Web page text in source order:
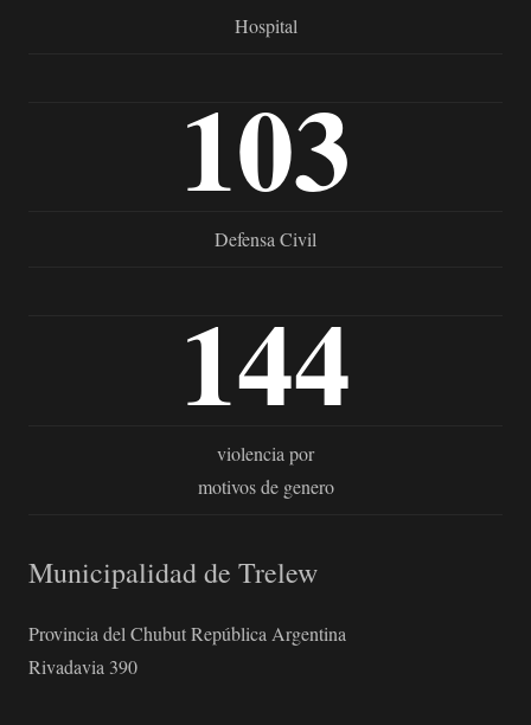
Hospital
103
Defensa Civil
144
violencia por
motivos de genero
Municipalidad de Trelew
Provincia del Chubut República Argentina
Rivadavia 390